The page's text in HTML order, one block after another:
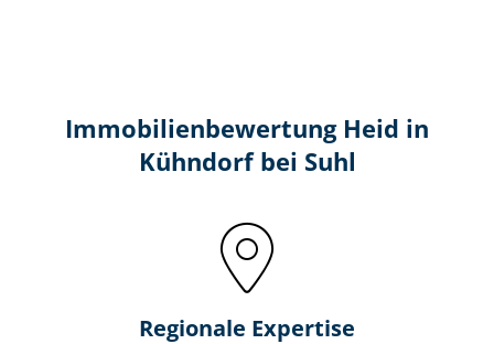
Immobilien­bewertung Heid in
Kühndorf bei Suhl
Regionale Expertise